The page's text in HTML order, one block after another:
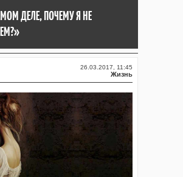
ДЕЛЕ, ПОЧЕМУ Я НЕ
26.03.2017, 11:45
Жизнь